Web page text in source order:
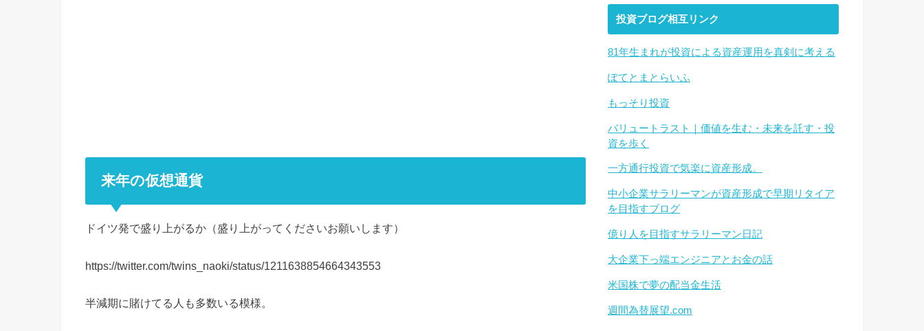
来年の仮想通貨
ドイツ発で盛り上がるか（盛り上がってくださいお願いします）
https://twitter.com/twins_naoki/status/1211638854664343553
半減期に賭けてる人も多数いる模様。
投資ブログ相互リンク
81年生まれが投資による資産運用を真剣に考える
ぽてとまとらいふ
もっそり投資
バリュートラスト｜価値を生む・未来を託す・投
資を歩く
一方通行投資で気楽に資産形成。
中小企業サラリーマンが資産形成で早期リタイア
を目指すブログ
億り人を目指すサラリーマン日記
大企業下っ端エンジニアとお金の話
米国株で夢の配当金生活
週間為替展望.com